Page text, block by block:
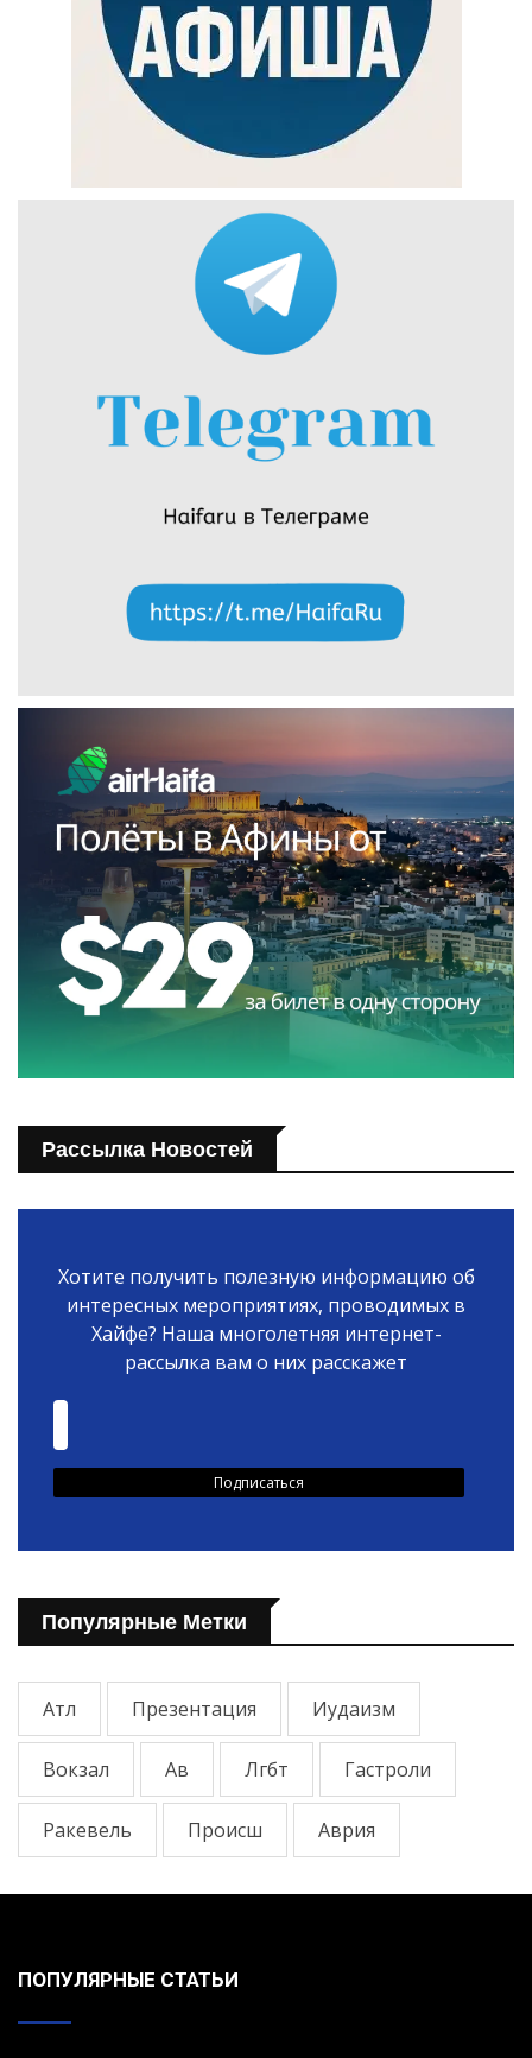
Рассылка Новостей
Хотите получить полезную информацию об
интересных мероприятиях, проводимых в
Хайфе? Наша многолетняя интернет-
рассылка вам о них расскажет
Популярные Метки
Атл Презентация Иудаизм
Вокзал Ав Лгбт Гастроли
Ракевель Происш Аврия
ПОПУЛЯРНЫЕ СТАТЬИ